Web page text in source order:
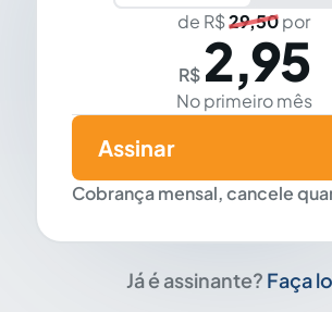
de R$29,50por
R$ 2,95
No primeiro mês
Cobrança mensal, cancele
Assinar
Já é assinante? Faça